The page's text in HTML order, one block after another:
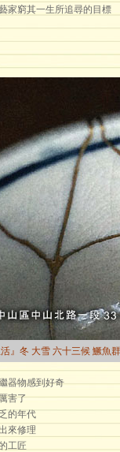
家窮其一生所追尋的目標
』冬 大雪 六十三候 鱖魚群
器物感到好奇
害了
的年代
來修理
工匠